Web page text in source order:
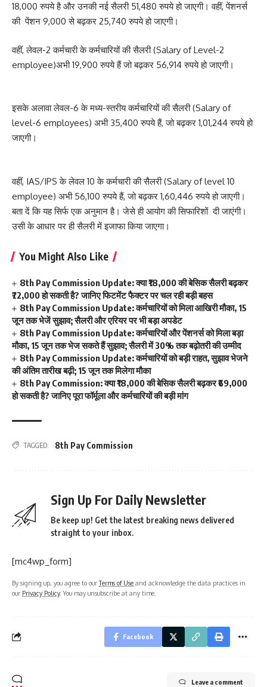
18,000 रुपये है और उनकी नई सैलरी 51,480 रुपये हो जाएगी। वहीं, पेंशनर्स
की पेंशन 9,000 से बढ़कर 25,740 रुपये हो जाएगी।
वहीं, लेवल-2 कर्मचारी के कर्मचारियों की सैलरी (Salary of Level-2
employee)अभी 19,900 रुपये हैं जो बढ़कर 56,914 रुपये हो जाएगी।
इसके अलावा लेवल-6 के मध्य-स्तरीय कर्मचारियों की सैलरी (Salary of
level-6 employees) अभी 35,400 रुपये हैं, जो बढ़कर 1,01,244 रुपये हो
जाएगी।
वहीं, IAS/IPS के लेवल 10 के कर्मचारी की सैलरी (Salary of level 10
employee) अभी 56,100 रुपये हैं, जो बढ़कर 1,60,446 रुपये हो जाएगी।
बता दें कि यह सिर्फ एक अनुमान है। जेसे ही आयोग की सिफारिशों दी जाएंगी।
उसी के आधार पर ही सैलरी में इजाफा किया जाएगा।
You Might Also Like
8th Pay Commission Update: क्या ₹18,000 की बेसिक सैलरी बढ़कर
₹72,000 हो सकती है? जानिए फिटमेंट फैक्टर पर चल रही बड़ी बहस
8th Pay Commission Update: कर्मचारियों को मिला आखिरी मौका, 15
जून तक भेजें सुझाव; सैलरी और एरियर पर भी बड़ा अपडेट
8th Pay Commission Update: कर्मचारियों और पेंशनर्स को मिला बड़ा
मौका, 15 जून तक भेज सकते हैं सुझाव; सैलरी में 30% तक बढ़ोतरी की उम्मीद
8th Pay Commission Update: कर्मचारियों को बड़ी राहत, सुझाव भेजने
की अंतिम तारीख बढ़ी; 15 जून तक मिलेगा मौका
8th Pay Commission: क्या ₹18,000 की बेसिक सैलरी बढ़कर ₹69,000
हो सकती है? जानिए पूरा फॉर्मूला और कर्मचारियों की बड़ी मांग
TAGGED: 8th Pay Commission
Sign Up For Daily Newsletter
Be keep up! Get the latest breaking news delivered
straight to your inbox.
[mc4wp_form]
By signing up, you agree to ourTerms of Use and acknowledge the data practices in
our Privacy Policy. You may unsubscribe at any time.
Facebook
Leave a comment